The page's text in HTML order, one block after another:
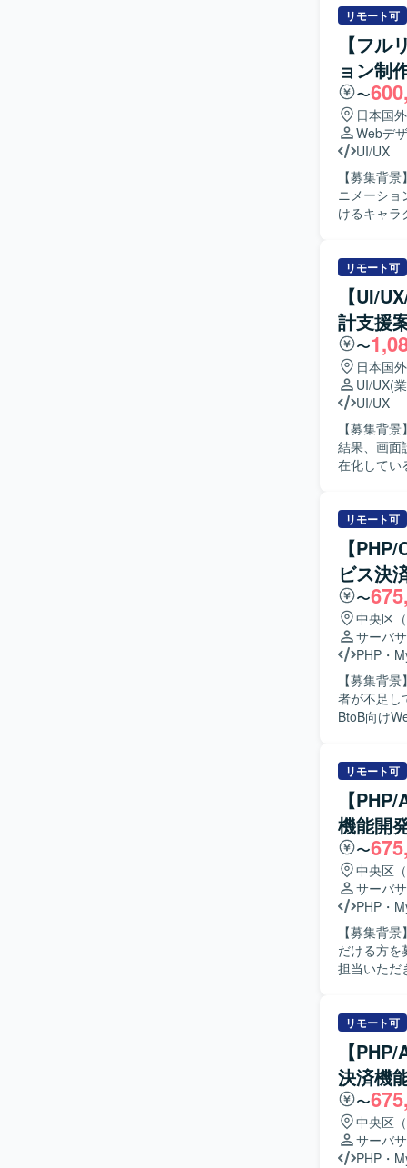
リモート可
【フ
ョン制
〜
日本国外
Webデ
UI/UX
【募集背
ニメーション制
けるキャラ
か）を踏
機、喜び
当いただ
ュ、制約の
State
のフィー
覧の整理などを行ってい
件から「
アと密に
す。 【ポジションの魅力】 英会話アプリのキャラクター表現に深く関わり、会話体験や学習体
験そのもの
Riveを中心
リモート可
【UI/
計支援
〜
日本国外
UI/UX(
UI/UX
【募集背
結果、画面
在化してい
構成・導
画面単位
したイン
多・画面
い、ディレ
していただきます。 【求める人物像】 要件が固ま
しながら
画面構成
る方を想
に改善提案がで
テムという
からUI/UX
ルを用いた
イン知識
リモート可
【
ビス決
〜
中央区
サーバ
PHP ・
【募集背
者が不足し
BtoB向け
テムの構
ていただきます。 【求める人物像】 決済機能開発に関
いただけ
をお持ちで
ましいです
る方を歓迎いたします。 【ポジションの
ことがで
サービス
れながらスキルアッ
MySQL、
リモート可
【
機能開
〜
中央区
サーバ
PHP ・
【募集背
だける方を募集しております。
担当いただ
を円滑に
【ポジシ
関われる
連携しながら
リモート可
【
決済機
〜
中央区
サーバ
PHP ・